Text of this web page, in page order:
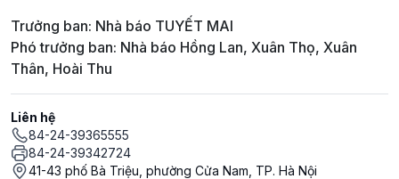
Trưởng ban: Nhà báo TUYẾT MAI
Phó trưởng ban: Nhà báo Hồng Lan, Xuân Thọ, Xuân
Thân, Hoài Thu
Liên hệ
84-24-39365555
84-24-39342724
41-43 phố Bà Triệu, phường Cửa Nam, TP. Hà Nội